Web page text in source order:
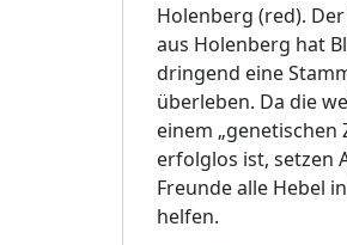
Holenberg (red).
aus Holenberg hat
dringend eine
überleben. Da die
einem „genetischen
erfolglos ist, setzen
Freunde alle Hebel
helfen.